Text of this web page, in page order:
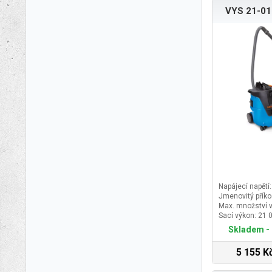
VYS 21-
Napájecí
Jmenovitý
Max. množství
Sací výkon: 21
Skladem -
5 155